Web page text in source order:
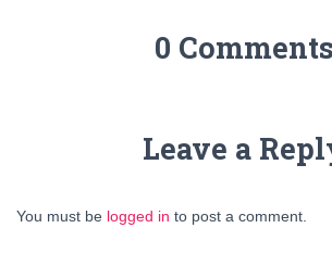
0 Comments
Leave a
You must be logged in to post a comment.